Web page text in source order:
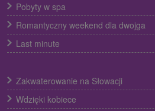
Pobyty w spa
Romantyczny weekend dla dwojga
Last minute
Zakwaterowanie na Słowacji
Wdzięki kobiece